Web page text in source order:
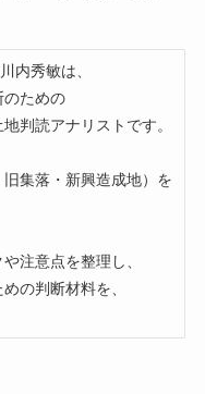
内秀敏は、
のための
判読アナリストです。
集落・新興造成地）を
注意点を整理し、
の判断材料を、